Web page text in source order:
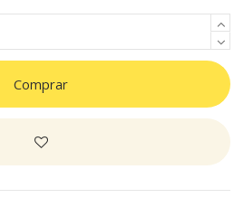
Comprar